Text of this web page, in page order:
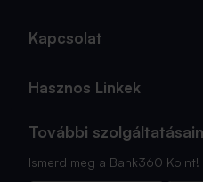
Kapcsolat
Hasznos Linkek
További
Ismerd meg a Bank360 Koint!